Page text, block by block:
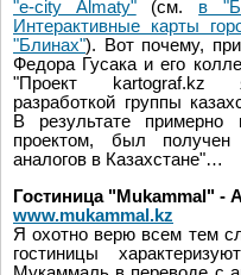
"e-city Almaty"(см. в
Интерактивные карты
"Блинах"). Вот почему,
Федора Гусака и его
"Проект kartograf.kz
разработкой группы
В результате
проектом, был
аналогов в Казахстане"…
Гостиница "Mukammal" -
www.mukammal.kz
Я охотно верю всем тем
гостиницы